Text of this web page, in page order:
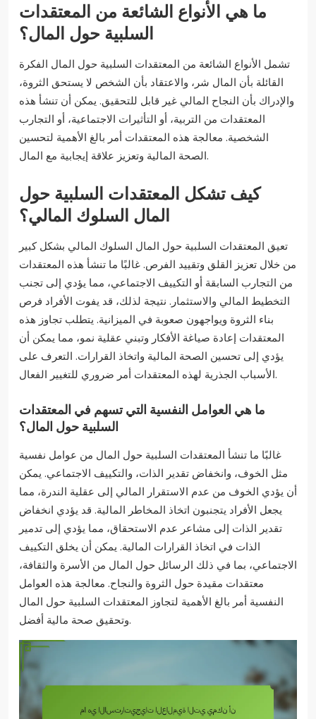
ما هي الأنواع الشائعة من المعتقدات
السلبية حول المال؟
تشمل الأنواع الشائعة من المعتقدات السلبية حول المال الفكرة
القائلة بأن المال شر، والاعتقاد بأن الشخص لا يستحق الثروة،
والإدراك بأن النجاح المالي غير قابل للتحقيق. يمكن أن تنشأ هذه
المعتقدات من التربية، أو التأثيرات الاجتماعية، أو التجارب
الشخصية. معالجة هذه المعتقدات أمر بالغ الأهمية لتحسين
الصحة المالية وتعزيز علاقة إيجابية مع المال.
كيف تشكل المعتقدات السلبية حول
المال السلوك المالي؟
تعيق المعتقدات السلبية حول المال السلوك المالي بشكل كبير
من خلال تعزيز القلق وتقييد الفرص. غالبًا ما تنشأ هذه المعتقدات
من التجارب السابقة أو التكييف الاجتماعي، مما يؤدي إلى تجنب
التخطيط المالي والاستثمار. نتيجة لذلك، قد يفوت الأفراد فرص
بناء الثروة ويواجهون صعوبة في الميزانية. يتطلب تجاوز هذه
المعتقدات إعادة صياغة الأفكار وتبني عقلية نمو، مما يمكن أن
يؤدي إلى تحسين الصحة المالية واتخاذ القرارات. التعرف على
الأسباب الجذرية لهذه المعتقدات أمر ضروري للتغيير الفعال.
ما هي العوامل النفسية التي تسهم في المعتقدات
السلبية حول المال؟
غالبًا ما تنشأ المعتقدات السلبية حول المال من عوامل نفسية
مثل الخوف، وانخفاض تقدير الذات، والتكييف الاجتماعي. يمكن
أن يؤدي الخوف من عدم الاستقرار المالي إلى عقلية الندرة، مما
يجعل الأفراد يتجنبون اتخاذ المخاطر المالية. قد يؤدي انخفاض
تقدير الذات إلى مشاعر عدم الاستحقاق، مما يؤدي إلى تدمير
الذات في اتخاذ القرارات المالية. يمكن أن يخلق التكييف
الاجتماعي، بما في ذلك الرسائل حول المال من الأسرة والثقافة،
معتقدات مقيدة حول الثروة والنجاح. معالجة هذه العوامل
النفسية أمر بالغ الأهمية لتجاوز المعتقدات السلبية حول المال
وتحقيق صحة مالية أفضل.